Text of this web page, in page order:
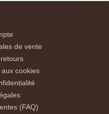
de vente
cookies
(FAQ)